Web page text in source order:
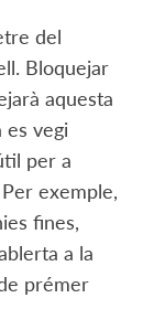
del
Bloquejar
aquesta
es vegi
per a
exemple,
fines,
a la
prémer